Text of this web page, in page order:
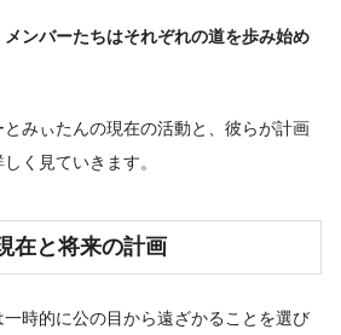
メンバーたちはそれぞれの道を歩み始め
みぃたんの現在の活動と、彼らが計画
く見ていきます。
在と将来の計画
時的に公の目から遠ざかることを選び